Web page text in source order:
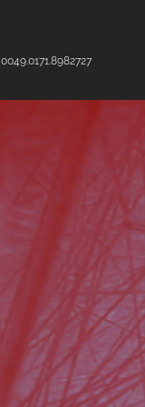
0049.0171.8982727